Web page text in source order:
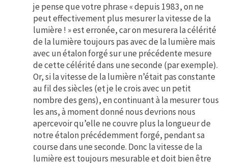
je pense que votre phrase « depuis 1983, on ne
peut effectivement plus mesurer la vitesse de la
lumière ! » est erronée, car on mesurera la célérité
de la lumière toujours pas avec de la lumière mais
avec un étalon forgé sur une précédente mesure
de cette célérité dans une seconde (par exemple).
Or, si la vitesse de la lumière n’était pas constante
au fil des siècles (et je le crois avec un petit
nombre des gens), en continuant à la mesurer tous
les ans, à moment donné nous devrions nous
apercevoir qu’elle ne couvre plus la longueur de
notre étalon précédemment forgé, pendant sa
course dans une seconde. Donc la vitesse de la
lumière est toujours mesurable et doit bien être